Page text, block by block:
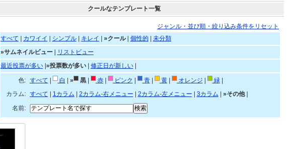
クールなテンプレート一覧
ジャンル・並び順・絞り込み条件をリセット
すべて カワイイ シンプル| キレイ »クール| 個性的
未分類
»サムネイルビュー|
リストビュー
最近投票が多い| »投票数が多い| 修正日が新しい|
色: すべて 白 » 黒| 赤| ピンク 青| 黄| オレンジ 緑|
カラム:
すべて 1カラム 2カラム-右メニュー 2カラム-左メニュー 3カラム »その他|
名前: